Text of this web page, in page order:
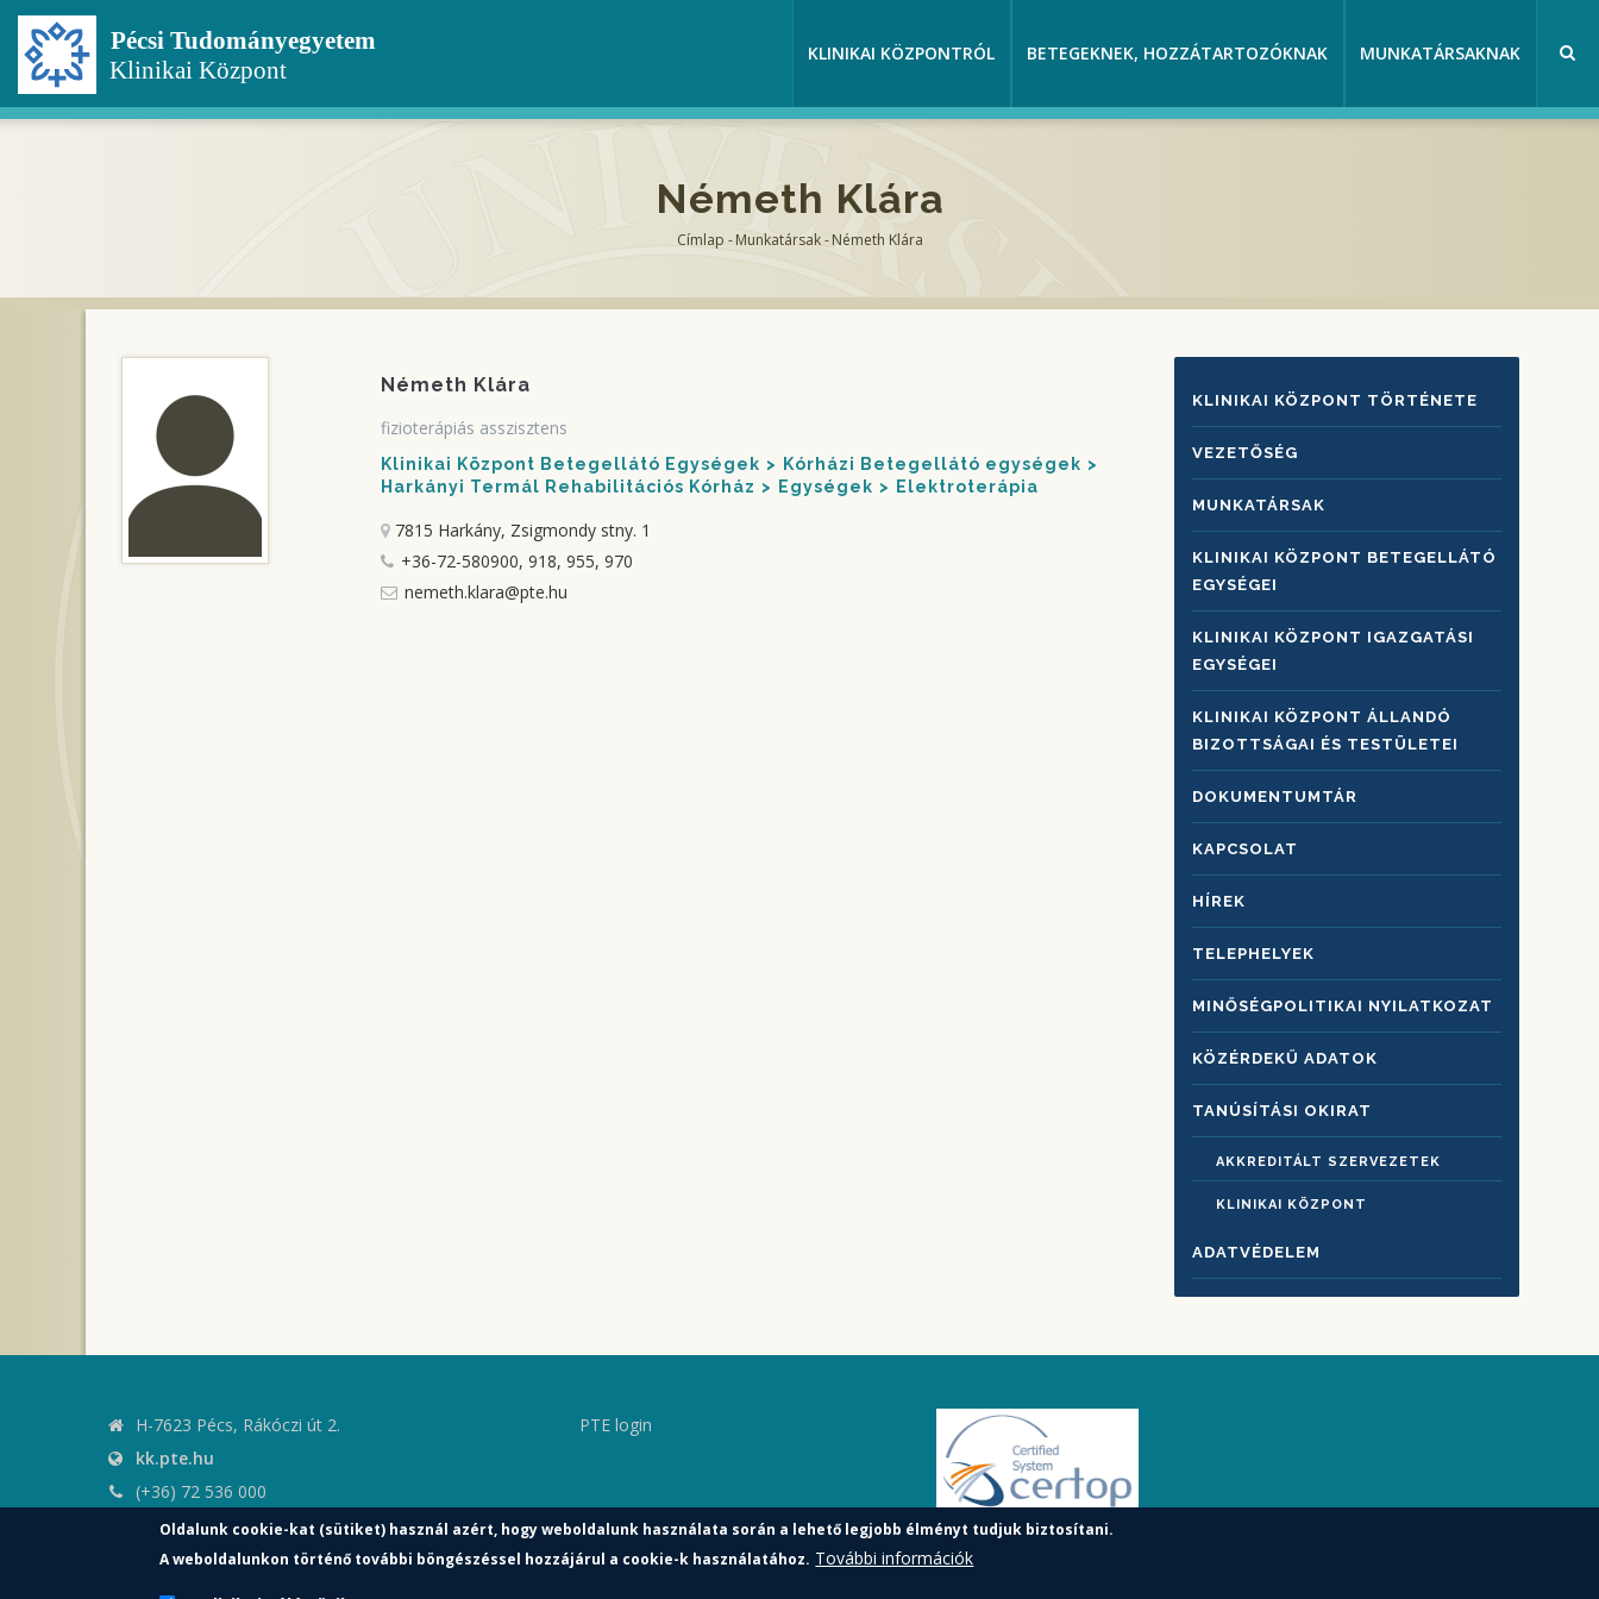
Ugrás
tartalomra
KLINIKAI KÖZPONTRÓL BETEGEKNEK, HOZZÁTARTOZÓKNAK MUNKATÁRSAKNAK
Németh Klára
Címlap - Munkatársak - Németh Klára
Németh Klára
fizioterápiás asszisztens
Klinikai Központ Betegellátó Egységek
Kórházi Betegellátó egységek
Harkányi Termál Rehabilitációs Kórház
Egységek Elektroterápia
7815 Harkány, Zsigmondy stny. 1
+36-72-580900, 918, 955, 970
nemeth.klara@pte.hu
KLINIKAI
KÖZPONTRÓL
KLINIKAI KÖZPONT TÖRTÉNETE
VEZETŐSÉG
MUNKATÁRSAK
KLINIKAI KÖZPONT BETEGELLÁTÓ
EGYSÉGEI
KLINIKAI KÖZPONT IGAZGATÁSI
EGYSÉGEI
KLINIKAI KÖZPONT ÁLLANDÓ
BIZOTTSÁGAI ÉS TESTÜLETEI
DOKUMENTUMTÁR
KAPCSOLAT
HÍREK
TELEPHELYEK
MINŐSÉGPOLITIKAI NYILATKOZAT
KÖZÉRDEKŰ ADATOK
TANÚSÍTÁSI OKIRAT
AKKREDITÁLT SZERVEZETEK
KLINIKAI KÖZPONT
ADATVÉDELEM
H-7623 Pécs, Rákóczi út 2.
kk.pte.hu
(+36) 72 536 000
kk.elnoki.hivatal@pte.hu
pte.hu
PTE login
Oldalunk cookie-kat (sütiket) használ azért, hogy weboldalunk használata során a lehető legjobb élményt tudjuk biztosítani.
A weboldalunkon történő további böngészéssel hozzájárul a cookie-k használatához. További információk